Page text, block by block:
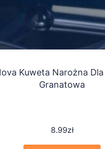
Kuweta Narożna
Granatowa
8.99zł